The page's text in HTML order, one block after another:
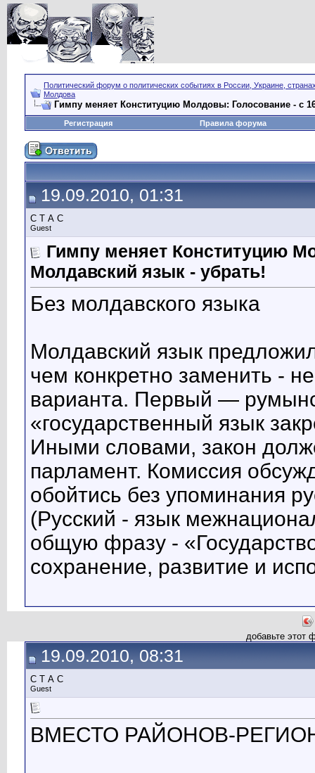
Политический форум о политических событиях в России, Украине,
Молдова
Гимпу меняет Конституцию Молдовы: Голосование - с
Регистрация Правила форума
19.09.2010, 01:31
С Т А С
Guest
Гимпу меняет Конституцию
Молдавский язык - убрать!
Без молдавского языка
Молдавский язык
чем конкретно заменить -
варианта. Первый —
«государственный язык
Иными словами, закон
парламент. Комиссия
обойтись без упоминания
(Русский - язык
общую фразу -
сохранение, развитие и
добавьте этот
19.09.2010, 08:31
С Т А С
Guest
ВМЕСТО РАЙОНОВ-